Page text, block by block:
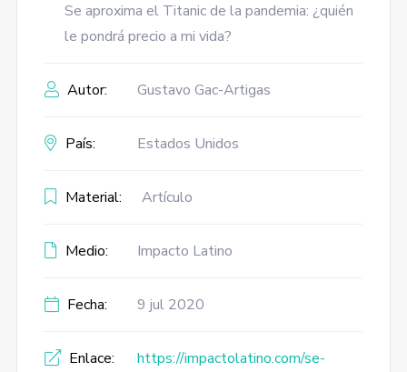
Se aproxima el Titanic de la pandemia: ¿quién
le pondrá precio a mi vida?
Autor: Gustavo Gac-Artigas
País: Estados Unidos
Material: Artículo
Medio: Impacto Latino
Fecha: 9 jul 2020
Enlace:
https://impactolatino.com/se-